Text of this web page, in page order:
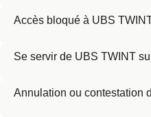
Accès bloqué à UBS
Se servir de UBS TWINT
Annulation ou contestation